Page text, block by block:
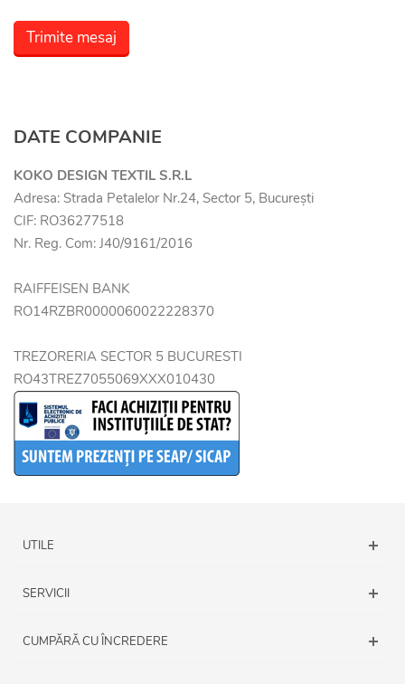
Trimite mesaj
DATE COMPANIE
KOKO DESIGN TEXTIL S.R.L
Adresa: Strada Petalelor Nr.24, Sector 5, București
CIF: RO36277518
Nr. Reg. Com: J40/9161/2016
RAIFFEISEN BANK
RO14RZBR0000060022228370
TREZORERIA SECTOR 5 BUCURESTI
RO43TREZ7055069XXX010430
UTILE
SERVICII
CUMPĂRĂ CU ÎNCREDERE